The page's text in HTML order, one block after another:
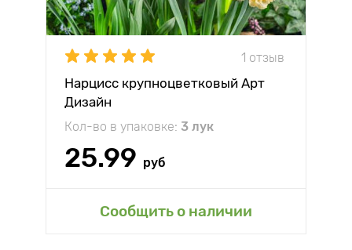
1 отзыв
Нарцисс крупноцветковый Арт
Дизайн
Кол-во в упаковке: 3 лук
25.99 руб
Сообщить о наличии